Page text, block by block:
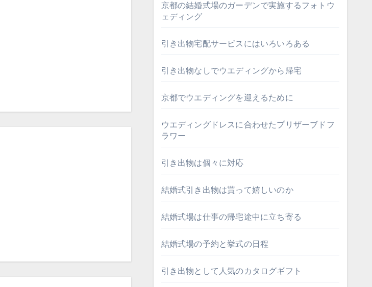
京都の結婚式場のガーデンで実施するフォトウ
ェディング
引き出物宅配サービスにはいろいろある
引き出物なしでウエディングから帰宅
京都でウエディングを迎えるために
ウエディングドレスに合わせたプリザーブドフ
ラワー
引き出物は個々に対応
結婚式引き出物は貰って嬉しいのか
結婚式場は仕事の帰宅途中に立ち寄る
結婚式場の予約と挙式の日程
引き出物として人気のカタログギフト